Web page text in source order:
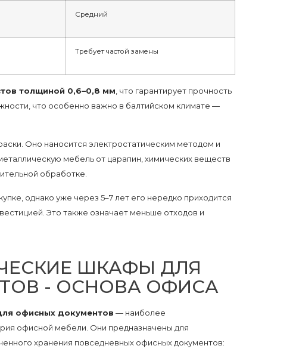
Средний
Требует частой замены
толщиной 0,6–0,8 мм , что гарантирует прочность
что особенно важно в балтийском климате —
Оно наносится электростатическим методом и
мебель от царапин, химических веществ
обработке.
однако уже через 5–7 лет его нередко приходится
Это также означает меньше отходов и
ШКАФЫ ДЛЯ
- ОСНОВА ОФИСА
офисных документов — наиболее
офисной мебели. Они предназначены для
хранения повседневных офисных документов: